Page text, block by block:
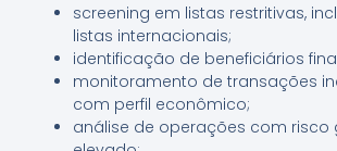
screening em listas restritivas,
listas internacionais;
identificação de beneficiários
monitoramento de transações
com perfil econômico;
análise de operações com risco